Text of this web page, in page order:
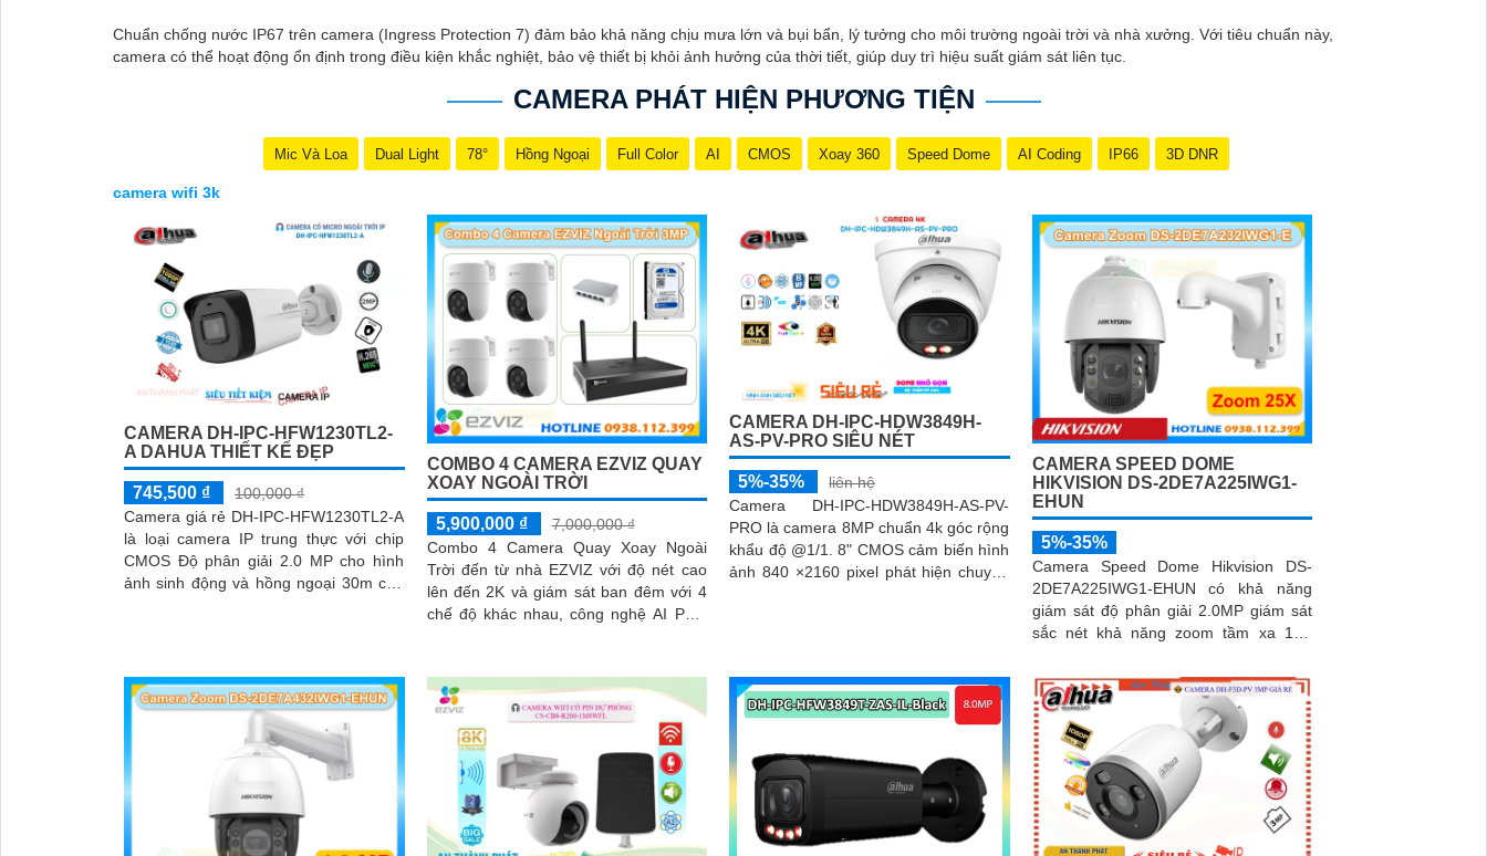
Chuẩn chống nước IP67 trên camera (Ingress Protection 7) đảm bảo khả năng chịu mưa lớn và bụi bẩn, lý tưởng cho môi trường ngoài trời và nhà xưởng. Với tiêu chuẩn này,
camera có thể hoạt động ổn định trong điều kiện khắc nghiệt, bảo vệ thiết bị khỏi ảnh hưởng của thời tiết, giúp duy trì hiệu suất giám sát liên tục.
CAMERA PHÁT HIỆN PHƯƠNG TIỆN
Mic Và Loa Dual Light 78° Hồng Ngoại Full Color AI CMOS Xoay 360 Speed Dome AI Coding IP66 3D DNR
camera wifi 3k
CAMERA DH-IPC-HFW1230TL2-
A DAHUA THIẾT KẾ ĐẸP
745,500 ₫
100,000 ₫
Camera giá rẻ DH-IPC-HFW1230TL2-A
là loại camera IP trung thực với chip
CMOS Độ phân giải 2.0 MP cho hình
ảnh sinh động và hồng ngoại 30m cho
COMBO 4 CAMERA EZVIZ QUAY
XOAY NGOÀI TRỜI
5,900,000 ₫
7,000,000 ₫
Combo 4 Camera Quay Xoay Ngoài
Trời đến từ nhà EZVIZ với độ nét cao
lên đến 2K và giám sát ban đêm với 4
chế độ khác nhau, công nghệ AI Phát
đầu ghi hình IP WiFi
CAMERA DH-IPC-HDW3849H-
AS-PV-PRO SIÊU NÉT
5%-35%
liên hệ
Camera DH-IPC-HDW3849H-AS-PV-
PRO là camera 8MP chuẩn 4k góc rộng
khẩu độ @1/1. 8" CMOS cảm biến hình
ảnh 840 ×2160 pixel phát hiện chuyển
CAMERA SPEED DOME
HIKVISION DS-2DE7A225IWG1-
EHUN
5%-35%
Camera Speed Dome Hikvision DS-
2DE7A225IWG1-EHUN có khả năng
giám sát độ phân giải 2.0MP giám sát
sắc nét khả năng zoom tầm xa 15X